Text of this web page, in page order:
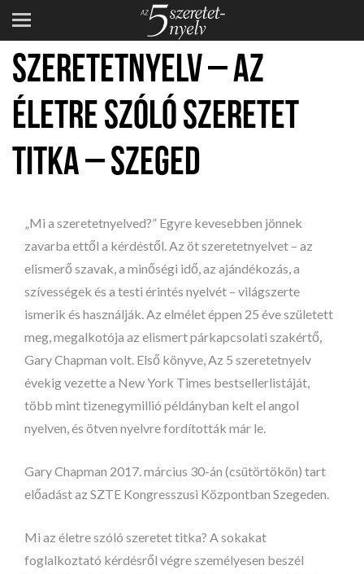
TELTHÁZ! – AZ 5
SZERETETNYELV – AZ
ÉLETRE SZÓLÓ SZERETET
TITKA – SZEGED
„Mi a szeretetnyelved?” Egyre kevesebben jönnek
zavarba ettől a kérdéstől. Az öt szeretetnyelvet – az
elismerő szavak, a minőségi idő, az ajándékozás, a
szívességek és a testi érintés nyelvét – világszerte
ismerik és használják. Az elmélet éppen 25 éve született
meg, megalkotója az elismert párkapcsolati szakértő,
Gary Chapman volt. Első könyve, Az 5 szeretetnyelv
évekig vezette a New York Times bestsellerlistáját,
több mint tizenegymillió példányban kelt el angol
nyelven, és ötven nyelvre fordították már le.
Gary Chapman 2017. március 30-án (csütörtökön) tart
előadást az SZTE Kongresszusi Központban Szegeden.
Mi az életre szóló szeretet titka? A sokakat
foglalkoztató kérdésről végre személyesen beszél